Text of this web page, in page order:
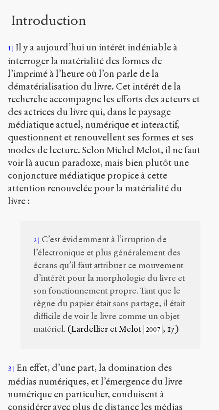
Commons
Attribution-
NonCommercial-
ShareAlike 4.0
International
(CC BY-NC-SA
4.0)
Accéder
à la
version
PDF
Introduction
1 Il y a aujourd’hui un intérêt indéniable à
interroger la matérialité des formes de
l’imprimé à l’heure où l’on parle de la
dématérialisation du livre. Cet intérêt de la
recherche accompagne les efforts des acteurs et
des actrices du livre qui, dans le paysage
médiatique actuel, numérique et interactif,
questionnent et renouvellent ses formes et ses
modes de lecture. Selon Michel Melot, il ne faut
voir là aucun paradoxe, mais bien plutôt une
conjoncture médiatique propice à cette
attention renouvelée pour la matérialité du
livre :
2
C’est évidemment à l’irruption de
l’électronique et plus généralement des
écrans qu’il faut attribuer ce mouvement
d’intérêt pour la morphologie du livre et
son fonctionnement propre. Tant que le
règne du papier était sans partage, il était
difficile de voir le livre comme un objet
matériel. (Lardellier et Melot 2007 , 17)
3
En effet, d’une part, la domination des
médias numériques, et l’émergence du livre
numérique en particulier, conduisent à
considérer avec plus de distance les médias